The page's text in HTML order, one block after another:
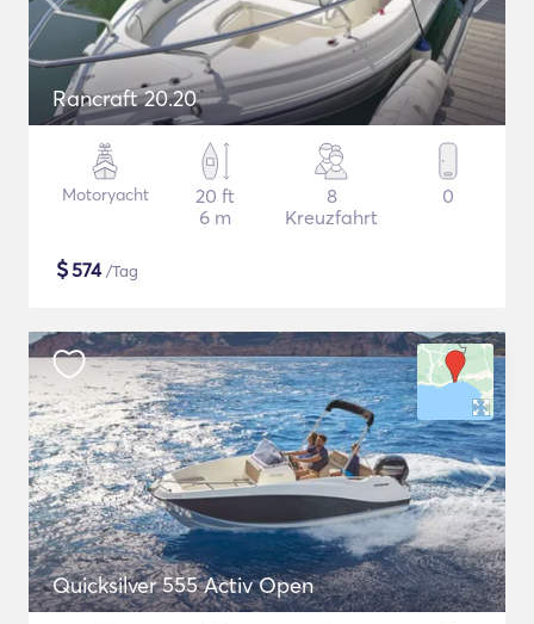
Rancraft 20.20
Motoryacht
20 ft
6 m
8
Kreuzfahrt
0
$574/Tag
Quicksilver 555 Activ Open